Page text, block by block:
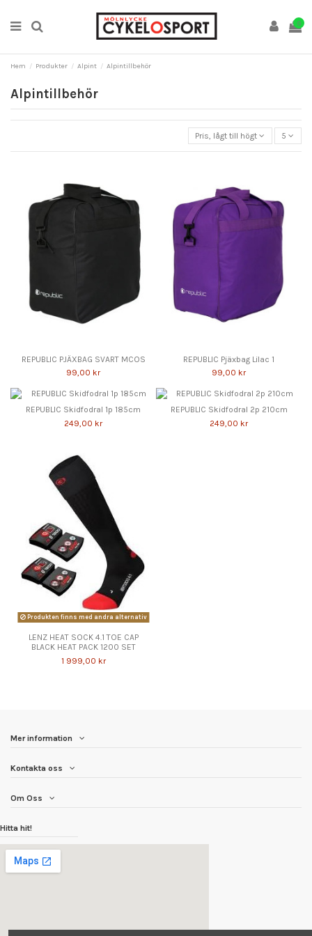
0
Hem Produkter Alpint Alpintillbehör
Alpintillbehör
Pris, lågt till högt 5
REPUBLIC PJÄXBAG SVART MCOS
99,00 kr
REPUBLIC Pjäxbag Lilac 1
99,00 kr
REPUBLIC Skidfodral 1p 185cm
249,00 kr
REPUBLIC Skidfodral 2p 210cm
249,00 kr
Produkten finns med andra alternativ
LENZ HEAT SOCK 4.1 TOE CAP
BLACK HEAT PACK 1200 SET
1 999,00 kr
Mer information
Kontakta oss
Om Oss
Hitta hit!